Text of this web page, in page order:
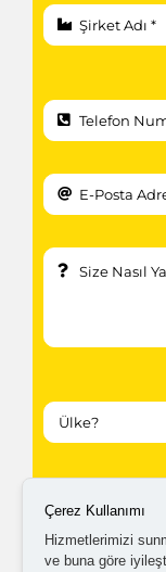
Çerez Kullanımı
Hizmetlerimizi
ve buna göre